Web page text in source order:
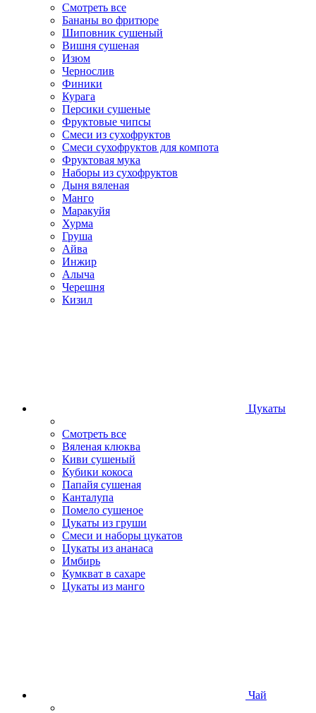
Смотреть все
Бананы во фритюре
Шиповник сушеный
Вишня сушеная
Изюм
Чернослив
Финики
Курага
Персики сушеные
Фруктовые чипсы
Смеси из сухофруктов
Смеси сухофруктов для компота
Фруктовая мука
Наборы из сухофруктов
Дыня вяленая
Манго
Маракуйя
Хурма
Груша
Айва
Инжир
Алыча
Черешня
Кизил
Цукаты
Смотреть все
Вяленая клюква
Киви сушеный
Кубики кокоса
Папайя сушеная
Канталупа
Помело сушеное
Цукаты из груши
Смеси и наборы цукатов
Цукаты из ананаса
Имбирь
Кумкват в сахаре
Цукаты из манго
Чай